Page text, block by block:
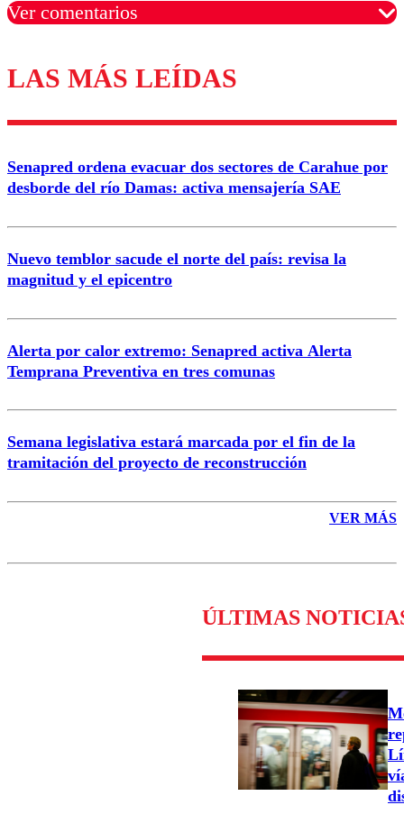
Ver comentarios
Los comentarios son moderados para garantizar un
diálogo respetuoso.
Correo
LAS MÁS LEÍDAS
Senapred ordena evacuar dos sectores de Carahue por
desborde del río Damas: activa mensajería SAE
Nuevo temblor sacude el norte del país: revisa la
magnitud y el epicentro
Alerta por calor extremo: Senapred activa Alerta
Temprana Preventiva en tres comunas
Semana legislativa estará marcada por el fin de la
tramitación del proyecto de reconstrucción
VER MÁS
ÚLTIMAS